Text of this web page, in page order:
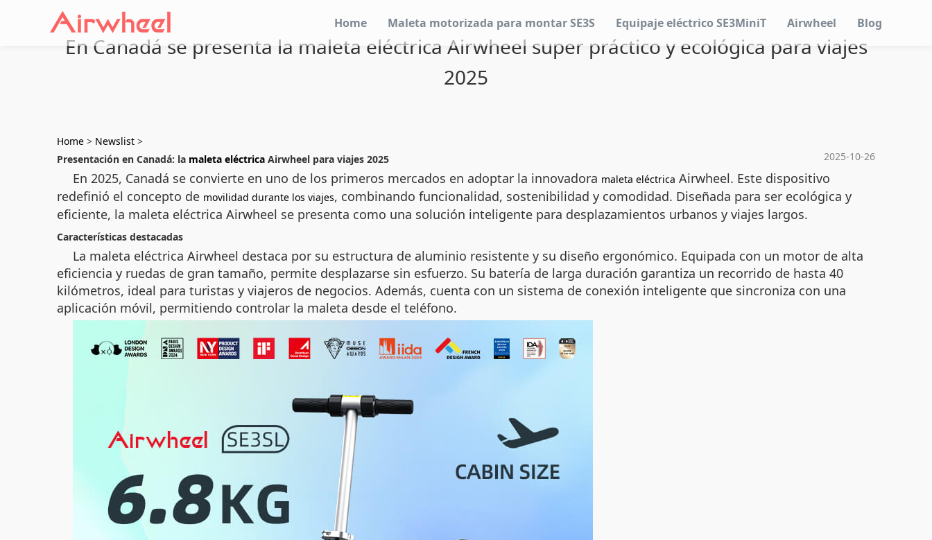
Home Maleta motorizada para montar SE3S Equipaje eléctrico SE3MiniT Airwheel Blog
En Canadá se presenta la maleta eléctrica Airwheel super práctico y ecológica para viajes
2025
Home > Newslist >
2025-10-26
Presentación en Canadá: la maleta eléctrica Airwheel para viajes 2025
En 2025, Canadá se convierte en uno de los primeros mercados en adoptar la innovadora maleta eléctrica Airwheel. Este dispositivo
redefinió el concepto de movilidad durante los viajes, combinando funcionalidad, sostenibilidad y comodidad. Diseñada para ser ecológica y
eficiente, la maleta eléctrica Airwheel se presenta como una solución inteligente para desplazamientos urbanos y viajes largos.
Características destacadas
La maleta eléctrica Airwheel destaca por su estructura de aluminio resistente y su diseño ergonómico. Equipada con un motor de alta
eficiencia y ruedas de gran tamaño, permite desplazarse sin esfuerzo. Su batería de larga duración garantiza un recorrido de hasta 40
kilómetros, ideal para turistas y viajeros de negocios. Además, cuenta con un sistema de conexión inteligente que sincroniza con una
aplicación móvil, permitiendo controlar la maleta desde el teléfono.